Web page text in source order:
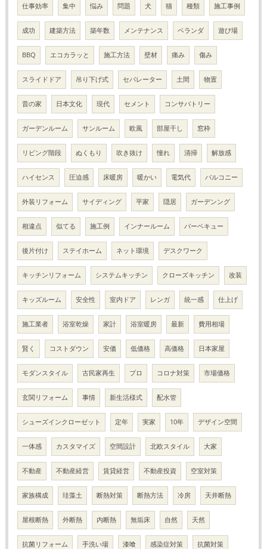
仕事効率 集中 悩み 問題 犬 猫 種類 施工事例
成功 建築方法 築年数 メンテナンス ベランダ 遊び場
BBQ エコカラッと 施工方法 壁材 痛み 傷み
スライドドア 吊り下げ式 セパレーター 土間 物置
昔の家 日本文化 現代 セメント コンサバトリー
ガーデンルーム サンルーム 欧風 部屋干し 窓枠
リビング階段 ぬくもり 吹き抜け 憧れ 清掃 解放感
ハイセンス 圧迫感 床暖房 暖かい 電気代 バルコニー
外装リフォーム サイディング 平家 隠居 ガーデンング
相違点 似てる 施工例 インナールーム バーベキュー
後片付け ステイホーム ネット環境 デスクワーク
キッチンリフォーム システムキッチン クローズキッチン 改装
キッズルーム 安全性 室内ドア レンガ 統一感 仕上げ
施工業者 浴室乾燥 家計 浴室暖房 最新 費用相場
賢く コストダウン 安価 低価格 高価格 日本家屋
モダンスタイル 古民家再生 プロ コロナ対策 市場価格
玄関リフォーム 事情 新生活様式 配水管
シューズインクローゼット 定年 実家 10年 デザイン空間
一体感 カスタマイズ 空間設計 北欧スタイル 大家
不動産 不動産経営 賃貸経営 不動産投資 空室対策
家族構成 珪藻土 断熱対策 断熱方法 冷房 天井断熱
屋根断熱 外断熱 内断熱 無垢床 自然 天然
抗菌リフォーム 手洗い場 漆喰 感染症対策 抗菌対策